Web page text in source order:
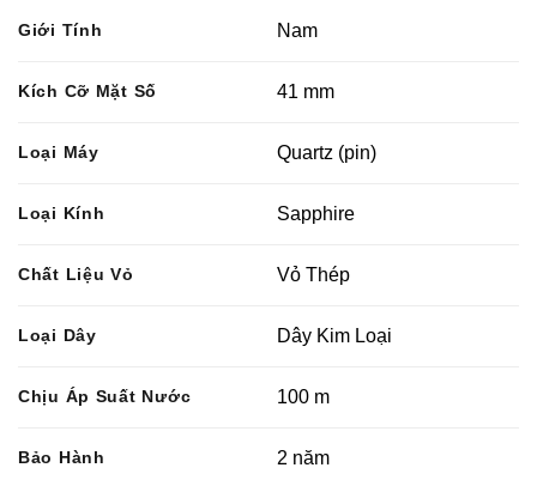
Giới Tính Nam
Kích Cỡ Mặt Số 41 mm
Loại Máy Quartz (pin)
Loại Kính Sapphire
Chất Liệu Vỏ Vỏ Thép
Loại Dây Dây Kim Loại
Chịu Áp Suất Nước 100 m
Bảo Hành 2 năm